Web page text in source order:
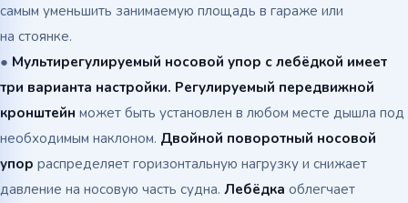
самым уменьшить занимаемую площадь в гараже или
на стоянке.
● Мультирегулируемый носовой упор с лебёдкой имеет
три варианта настройки. Регулируемый передвижной
кронштейн может быть установлен в любом месте дышла под
необходимым наклоном. Двойной поворотный носовой
упор распределяет горизонтальную нагрузку и снижает
давление на носовую часть судна. Лебёдка облегчает